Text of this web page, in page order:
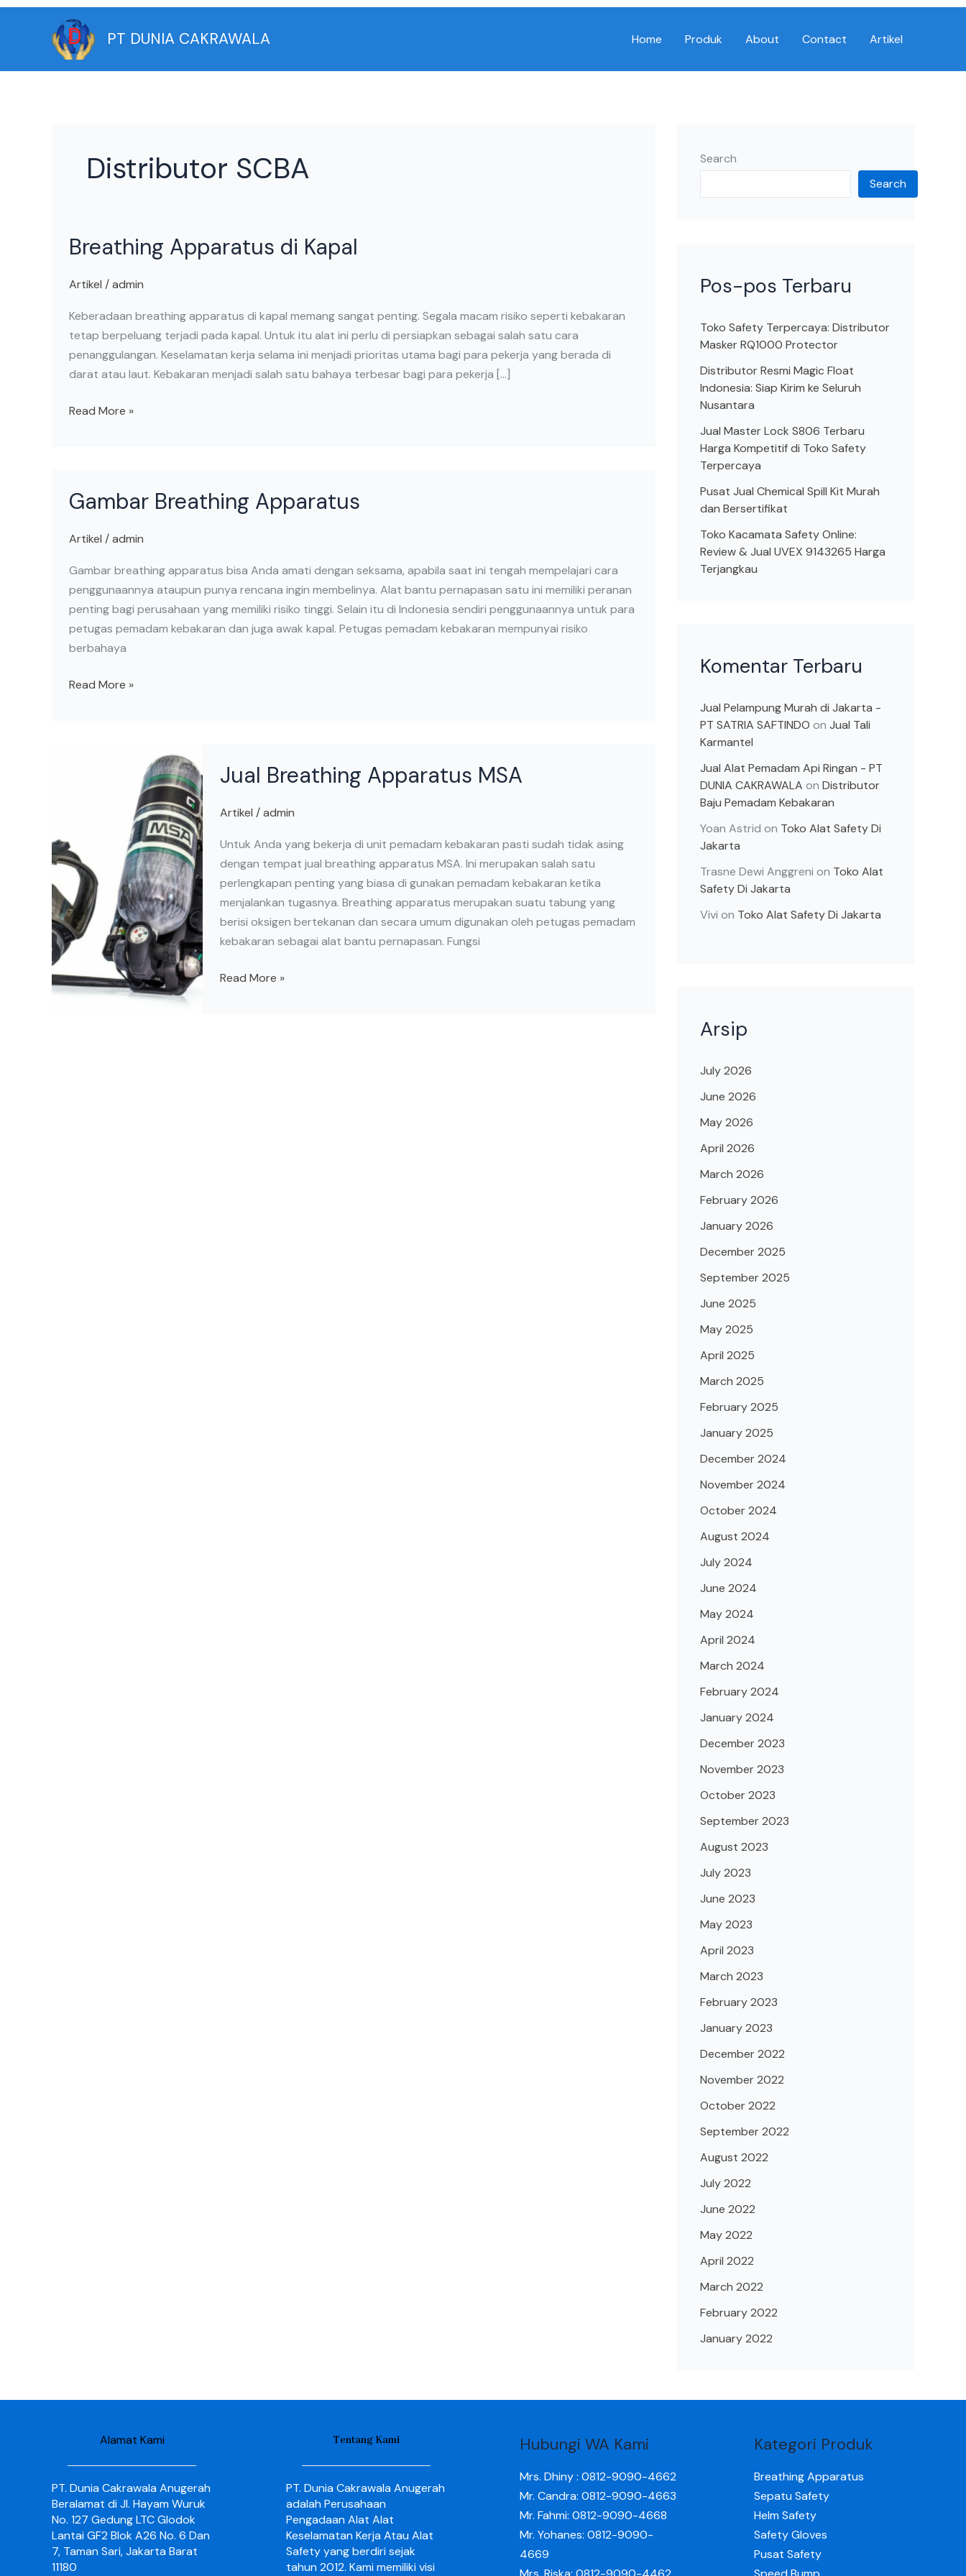
Skip
PT DUNIA CAKRAWALA Home Produk About Contact Artikel
Distributor SCBA
Breathing Apparatus di Kapal
Artikel /admin
Keberadaan breathing apparatus di kapal memang sangat penting. Segala macam risiko seperti kebakaran
tetap berpeluang terjadi pada kapal. Untuk itu alat ini perlu di persiapkan sebagai salah satu cara
penanggulangan. Keselamatan kerja selama ini menjadi prioritas utama bagi para pekerja yang berada di
darat atau laut. Kebakaran menjadi salah satu bahaya terbesar bagi para pekerja […]
Apparatus
Kapal
Read More »
Gambar Breathing Apparatus
Artikel /admin
Gambar breathing apparatus bisa Anda amati dengan seksama, apabila saat ini tengah mempelajari cara
penggunaannya ataupun punya rencana ingin membelinya. Alat bantu pernapasan satu ini memiliki peranan
penting bagi perusahaan yang memiliki risiko tinggi. Selain itu di Indonesia sendiri penggunaannya untuk para
petugas pemadam kebakaran dan juga awak kapal. Petugas pemadam kebakaran mempunyai risiko
berbahaya
Breathing
Read More »
Jual Breathing Apparatus MSA
Artikel /admin
Untuk Anda yang bekerja di unit pemadam kebakaran pasti sudah tidak asing
dengan tempat jual breathing apparatus MSA. Ini merupakan salah satu
perlengkapan penting yang biasa di gunakan pemadam kebakaran ketika
menjalankan tugasnya. Breathing apparatus merupakan suatu tabung yang
berisi oksigen bertekanan dan secara umum digunakan oleh petugas pemadam
kebakaran sebagai alat bantu pernapasan. Fungsi
Breathing
MSA
Read More »
Search
Search
Pos-pos Terbaru
Toko Safety Terpercaya: Distributor
Masker RQ1000 Protector
Distributor Resmi Magic Float
Indonesia: Siap Kirim ke Seluruh
Nusantara
Jual Master Lock S806 Terbaru
Harga Kompetitif di Toko Safety
Terpercaya
Pusat Jual Chemical Spill Kit Murah
dan Bersertifikat
Toko Kacamata Safety Online:
Review & Jual UVEX 9143265 Harga
Terjangkau
Komentar Terbaru
Jual Pelampung Murah di Jakarta -
PT SATRIA SAFTINDO on Jual Tali
Karmantel
Jual Alat Pemadam Api Ringan - PT
DUNIA CAKRAWALA on Distributor
Baju Pemadam Kebakaran
Yoan Astrid on Toko Alat Safety Di
Jakarta
Trasne Dewi Anggreni on Toko Alat
Safety Di Jakarta
Vivi on Toko Alat Safety Di Jakarta
Arsip
July 2026
June 2026
May 2026
April 2026
March 2026
February 2026
January 2026
December 2025
September 2025
June 2025
May 2025
April 2025
March 2025
February 2025
January 2025
December 2024
November 2024
October 2024
August 2024
July 2024
June 2024
May 2024
April 2024
March 2024
February 2024
January 2024
December 2023
November 2023
October 2023
September 2023
August 2023
July 2023
June 2023
May 2023
April 2023
March 2023
February 2023
January 2023
December 2022
November 2022
October 2022
September 2022
August 2022
July 2022
June 2022
May 2022
April 2022
March 2022
February 2022
January 2022
Alamat Kami
PT. Dunia Cakrawala Anugerah
Beralamat di Jl. Hayam Wuruk
No. 127 Gedung LTC Glodok
Lantai GF2 Blok A26 No. 6 Dan
7, Taman Sari, Jakarta Barat
11180
Tentang Kami
PT. Dunia Cakrawala Anugerah
adalah Perusahaan
Pengadaan Alat Alat
Keselamatan Kerja Atau Alat
Safety yang berdiri sejak
tahun 2012. Kami memiliki visi
Hubungi WA Kami
Mrs. Dhiny : 0812-9090-4662
Mr. Candra: 0812-9090-4663
Mr. Fahmi: 0812-9090-4668
Mr. Yohanes: 0812-9090-
4669
Kategori Produk
Breathing Apparatus
Sepatu Safety
Helm Safety
Safety Gloves
Pusat Safety